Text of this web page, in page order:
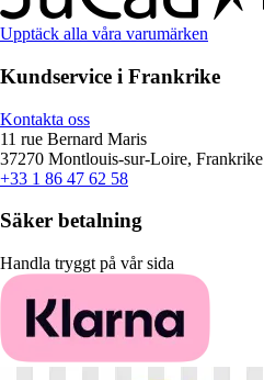
Upptäck alla våra varumärken
Kundservice i Frankrike
Kontakta oss
11 rue Bernard Maris
37270 Montlouis-sur-Loire, Frankrike
+33 1 86 47 62 58
Säker betalning
Handla tryggt på vår sida